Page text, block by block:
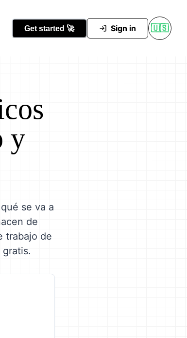
Get started 🚀 Sign in 🇺🇸
Conocer Tutti
y
se va a
de
trabajo de